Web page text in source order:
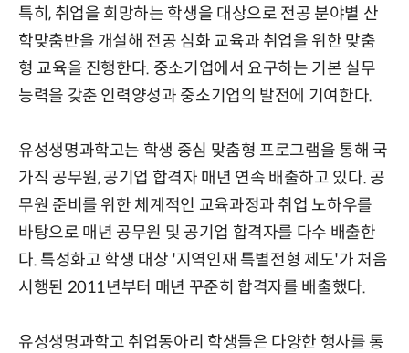
특히, 취업을 희망하는 학생을 대상으로 전공 분야별 산
학맞춤반을 개설해 전공 심화 교육과 취업을 위한 맞춤
형 교육을 진행한다. 중소기업에서 요구하는 기본 실무
능력을 갖춘 인력양성과 중소기업의 발전에 기여한다.
유성생명과학고는 학생 중심 맞춤형 프로그램을 통해 국
가직 공무원, 공기업 합격자 매년 연속 배출하고 있다. 공
무원 준비를 위한 체계적인 교육과정과 취업 노하우를
바탕으로 매년 공무원 및 공기업 합격자를 다수 배출한
다. 특성화고 학생 대상 '지역인재 특별전형 제도'가 처음
시행된 2011년부터 매년 꾸준히 합격자를 배출했다.
유성생명과학고 취업동아리 학생들은 다양한 행사를 통